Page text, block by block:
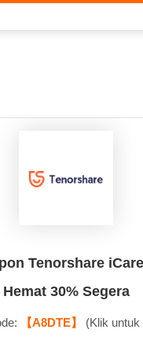
Tenorshare
Hemat 30% Segera
【A8DTE】 (Klik untuk